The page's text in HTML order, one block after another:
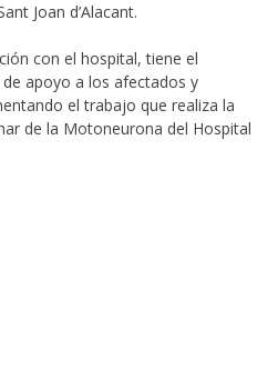
Joan d’Alacant.
con el hospital, tiene el
apoyo a los afectados y
el trabajo que realiza la
de la Motoneurona del Hospital